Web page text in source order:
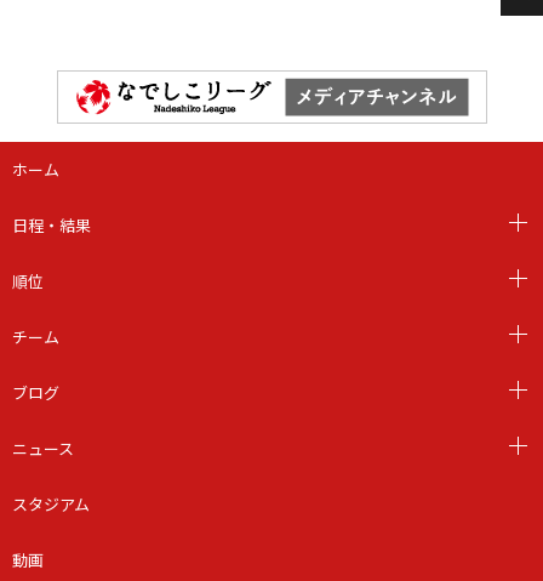
ホーム
日程・結果
順位
チーム
ブログ
ニュース
スタジアム
動画